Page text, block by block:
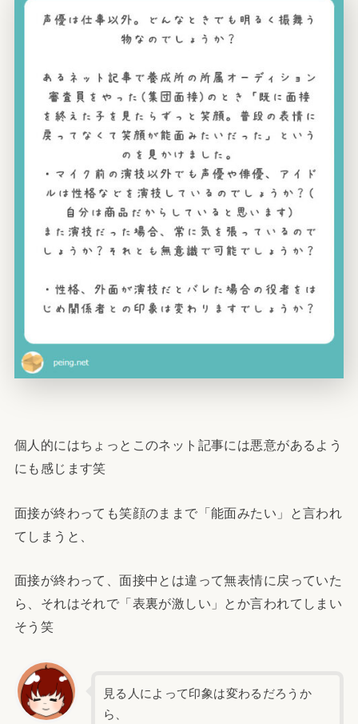
個人的にはちょっとこのネット記事には悪意があるよう
にも感じます笑
面接が終わっても笑顔のままで「能面みたい」と言われ
てしまうと、
面接が終わって、面接中とは違って無表情に戻っていた
ら、それはそれで「表裏が激しい」とか言われてしまい
そう笑
見る人によって印象は変わるだろうか
ら、